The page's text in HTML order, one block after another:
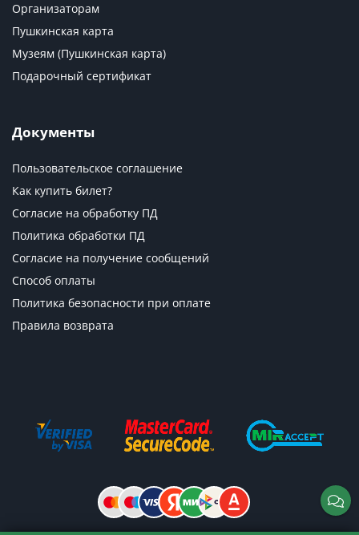
Организаторам
Пушкинская карта
Музеям (Пушкинская карта)
Подарочный сертификат
Документы
Пользовательское соглашение
Как купить билет?
Согласие на обработку ПД
Политика обработки ПД
Согласие на получение сообщений
Способ оплаты
Политика безопасности при оплате
Правила возврата